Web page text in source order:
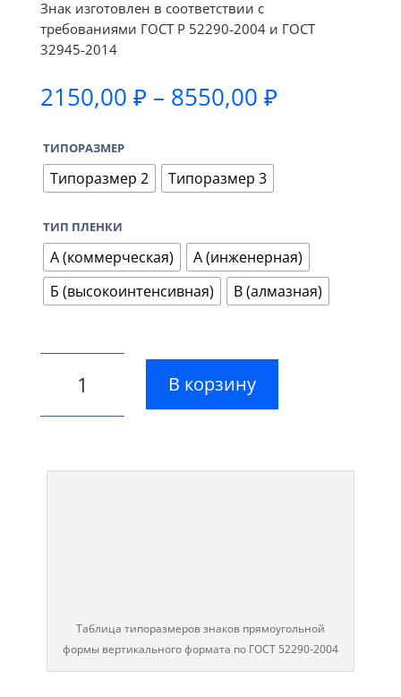
Знак изготовлен в соответствии с
требованиями ГОСТ Р 52290-2004 и ГОСТ
32945-2014
2150,00 ₽ – 8550,00 ₽Диапазон
ТИПОРАЗМЕР
Типоразмер 2 Типоразмер 3
ТИП ПЛЕНКИ
А (коммерческая)
А (инженерная)
Б (высокоинтенсивная)
В (алмазная)
В корзину
Таблица типоразмеров знаков прямоугольной
формы вертикального формата по ГОСТ 52290-2004